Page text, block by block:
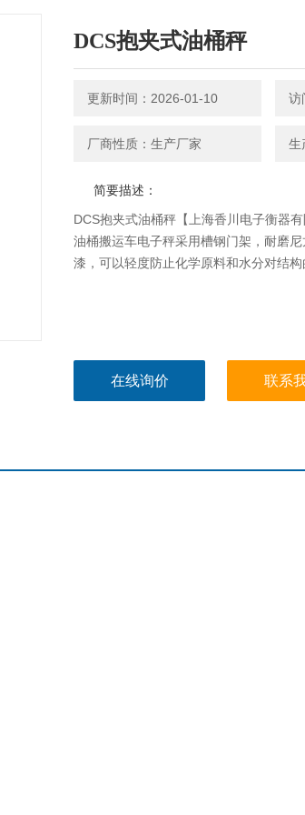
DCS抱夹式油桶秤
更新时间：2026-01-10 访
厂商性质：生产厂家 生
简要描述：
DCS抱夹式油桶秤【上海香川电子衡器
油桶搬运车电子秤采用槽钢门架，耐磨
漆，可以轻度防止化学原料和水分对结构
在线询价 联系